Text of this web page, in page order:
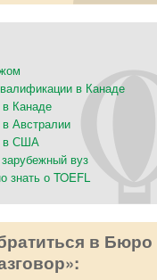
в Канаде
Канаде
Австралии
в США
вуз
знать о TOEFL
в Бюро